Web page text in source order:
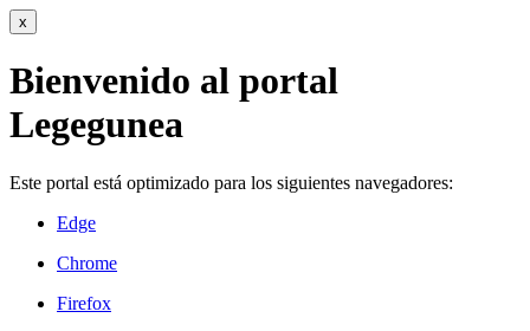
x
Bienvenido al portal
Legegunea
Este portal está optimizado para los siguientes navegadores:
Edge
Chrome
Firefox